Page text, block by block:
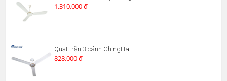
1.310.000 đ
Quạt trần 3 cánh ChingHai...
828.000 đ